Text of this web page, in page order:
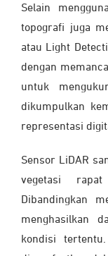
Selain
topografi juga
atau Light
dengan
untuk
dikumpulkan
representasi
Sensor LiDAR
vegetasi
Dibandingkan
menghasilkan
kondisi